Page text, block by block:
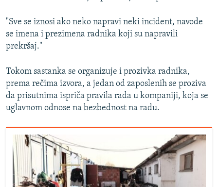
"Sve se iznosi ako neko napravi neki incident, navode
se imena i prezimena radnika koji su napravili
prekršaj."
Tokom sastanka se organizuje i prozivka radnika,
prema rečima izvora, a jedan od zaposlenih se proziva
da prisutnima ispriča pravila rada u kompaniji, koja se
uglavnom odnose na bezbednost na radu.